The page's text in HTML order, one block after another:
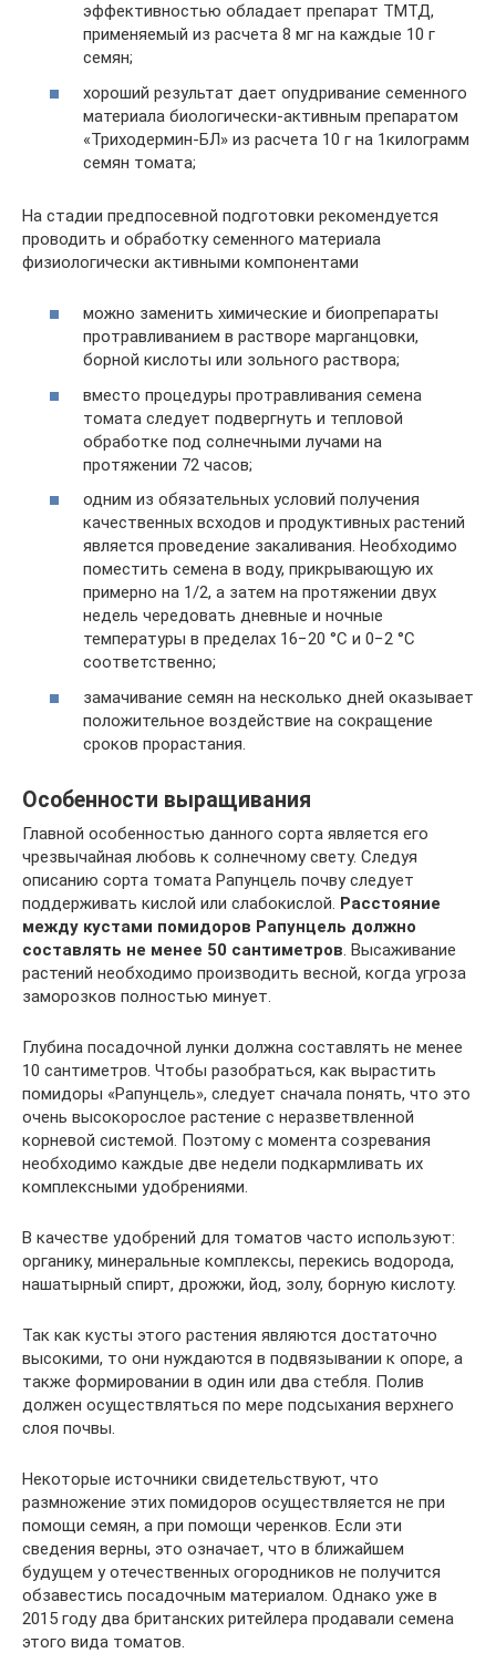
эффективностью обладает препарат ТМТД,
применяемый из расчета 8 мг на каждые 10 г
семян;
хороший результат дает опудривание семенного
материала биологически-активным препаратом
«Триходермин-БЛ» из расчета 10 г на 1килограмм
семян томата;
На стадии предпосевной подготовки рекомендуется
проводить и обработку семенного материала
физиологически активными компонентами
можно заменить химические и биопрепараты
протравливанием в растворе марганцовки,
борной кислоты или зольного раствора;
вместо процедуры протравливания семена
томата следует подвергнуть и тепловой
обработке под солнечными лучами на
протяжении 72 часов;
одним из обязательных условий получения
качественных всходов и продуктивных растений
является проведение закаливания. Необходимо
поместить семена в воду, прикрывающую их
примерно на 1/2, а затем на протяжении двух
недель чередовать дневные и ночные
температуры в пределах 16−20 °С и 0−2 °С
соответственно;
замачивание семян на несколько дней оказывает
положительное воздействие на сокращение
сроков прорастания.
Особенности выращивания
Главной особенностью данного сорта является его
чрезвычайная любовь к солнечному свету. Следуя
описанию сорта томата Рапунцель почву следует
поддерживать кислой или слабокислой. Расстояние
между кустами помидоров Рапунцель должно
составлять не менее 50 сантиметров. Высаживание
растений необходимо производить весной, когда угроза
заморозков полностью минует.
Глубина посадочной лунки должна составлять не менее
10 сантиметров. Чтобы разобраться, как вырастить
помидоры «Рапунцель», следует сначала понять, что это
очень высокорослое растение с неразветвленной
корневой системой. Поэтому с момента созревания
необходимо каждые две недели подкармливать их
комплексными удобрениями.
В качестве удобрений для томатов часто используют:
органику, минеральные комплексы, перекись водорода,
нашатырный спирт, дрожжи, йод, золу, борную кислоту.
Так как кусты этого растения являются достаточно
высокими, то они нуждаются в подвязывании к опоре, а
также формировании в один или два стебля. Полив
должен осуществляться по мере подсыхания верхнего
слоя почвы.
Некоторые источники свидетельствуют, что
размножение этих помидоров осуществляется не при
помощи семян, а при помощи черенков. Если эти
сведения верны, это означает, что в ближайшем
будущем у отечественных огородников не получится
обзавестись посадочным материалом. Однако уже в
2015 году два британских ритейлера продавали семена
этого вида томатов.